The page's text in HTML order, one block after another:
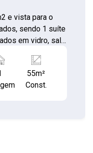
e vista para o
em vidro, sala
banheiro social
e bancada.
e 1 vaga e
quadra de tênis,
55m²
Const.